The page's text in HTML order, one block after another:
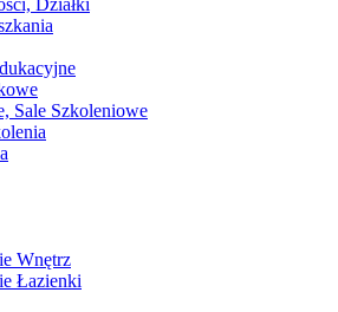
Działki
Sale Szkoleniowe
Wnętrz
Łazienki